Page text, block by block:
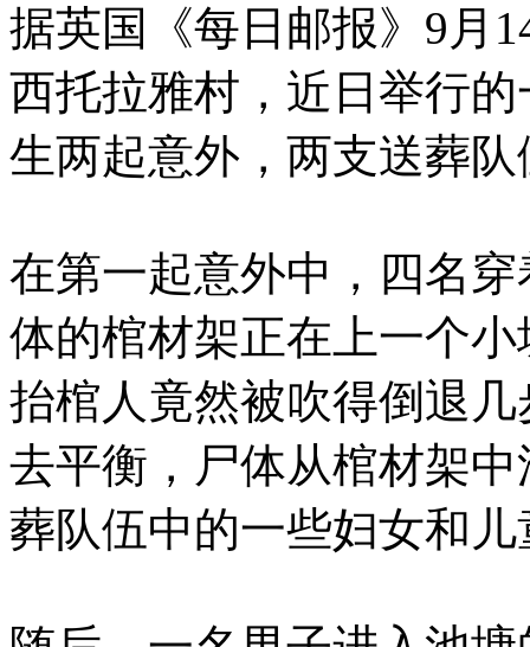
据英国《每日邮报》9月
西托拉雅村，近日举行
生两起意外，两支送葬
在第一起意外中，四名
体的棺材架正在上一个
抬棺人竟然被吹得倒退
去平衡，尸体从棺材架
葬队伍中的一些妇女和